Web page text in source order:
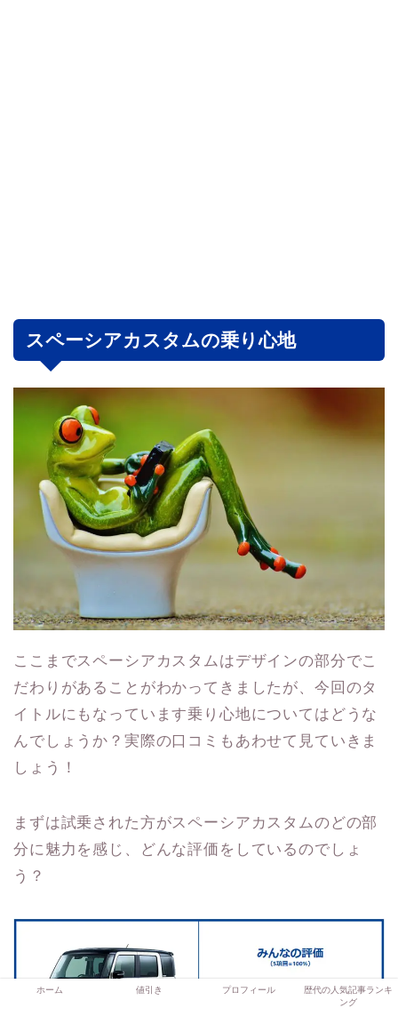
スペーシアカスタムの乗り心地
ここまでスペーシアカスタムはデザインの部分でこ
だわりがあることがわかってきましたが、今回のタ
イトルにもなっています乗り心地についてはどうな
んでしょうか？実際の口コミもあわせて見ていきま
しょう！
まずは試乗された方がスペーシアカスタムのどの部
分に魅力を感じ、どんな評価をしているのでしょ
う？
ホーム 値引き プロフィール
歴代の人気記事ランキ
ング